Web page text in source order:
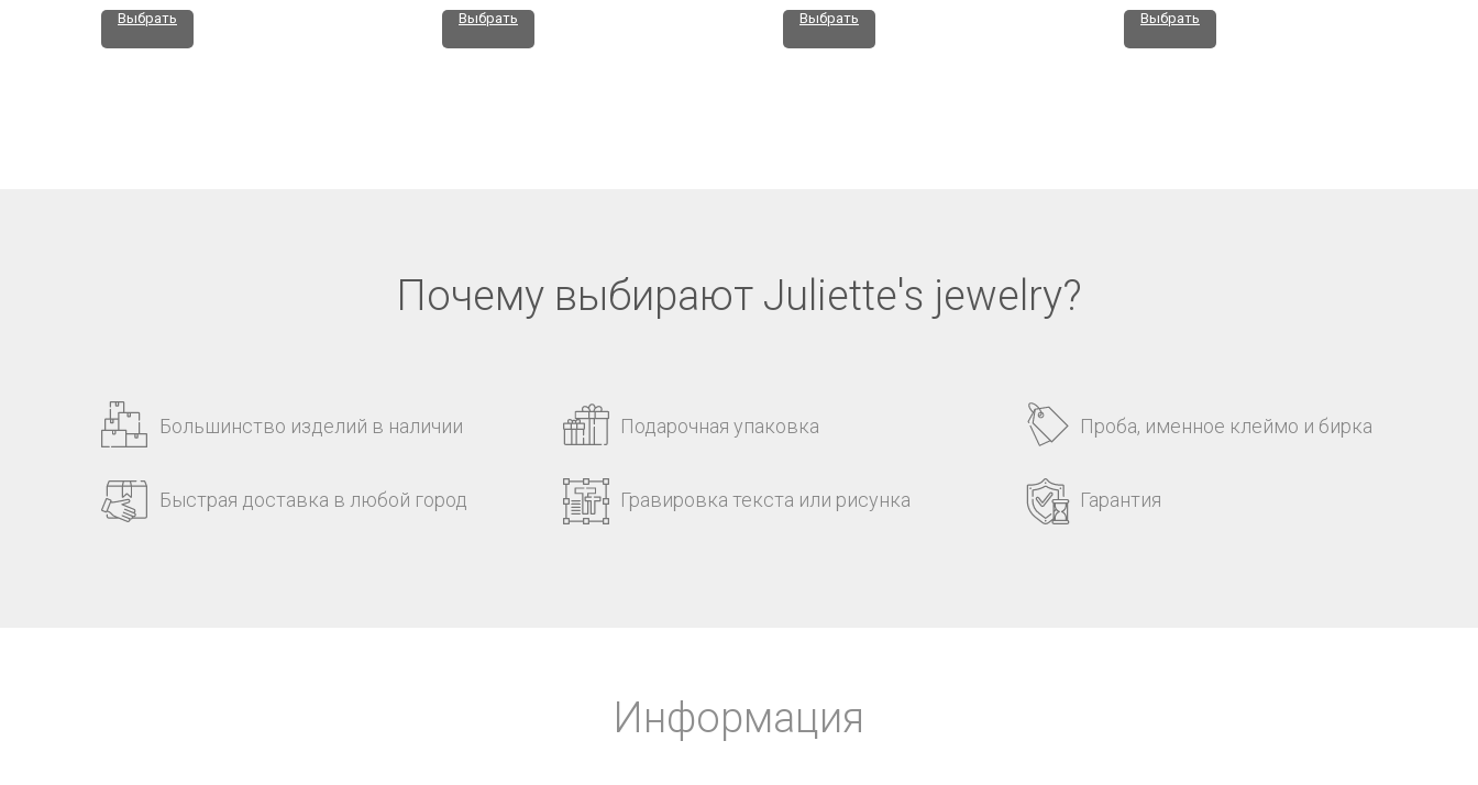
Выбрать Выбрать Выбрать Выбрать
Почему выбирают Juliette's jewelry?
Большинство изделий в наличии
Быстрая доставка в любой город
Подарочная упаковка
Гравировка текста или рисунка
Проба, именное клеймо и бирка
Гарантия
Информация